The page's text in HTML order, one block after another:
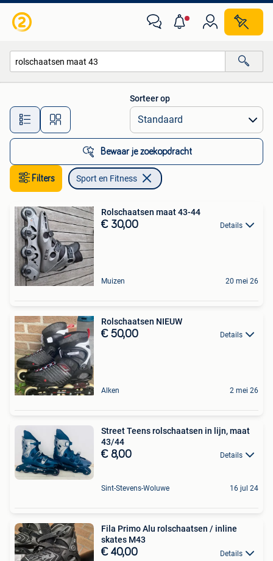
Alle afstanden…
Sorteer op
Bewaar je zoekopdracht
Filters Sport en Fitness
Rolschaatsen maat 43-44
€ 30,00 Details
Muizen 20 mei 26
Rolschaatsen NIEUW
€ 50,00 Details
Alken 2 mei 26
Street Teens rolschaatsen in lijn, maat
43/44
€ 8,00 Details
Sint-Stevens-Woluwe 16 jul 24
Fila Primo Alu rolschaatsen / inline
skates M43
€ 40,00 Details